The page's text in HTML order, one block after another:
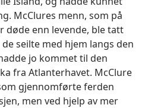
McClures menn, som på
enn levende, ble tatt
seilte med hjem langs den
jo kommet til den
fra Atlanterhavet. McClure
gjennomførte ferden
men ved hjelp av mer